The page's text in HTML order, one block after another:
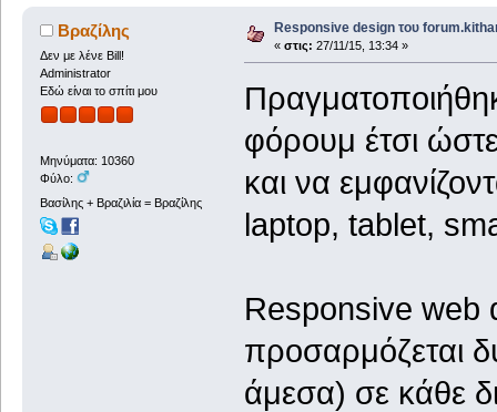
Βραζίλης
Δεν με λένε Bill!
Administrator
Εδώ είναι το σπίτι μου
Μηνύματα: 10360
Φύλο:
Βασίλης + Βραζιλία = Βραζίλης
Responsive design του
« στις: 27/11/15, 13:34 »
φόρουμ έτσι
και να
laptop, tablet,
Responsive web
προσαρμόζεται
άμεσα) σε κάθε